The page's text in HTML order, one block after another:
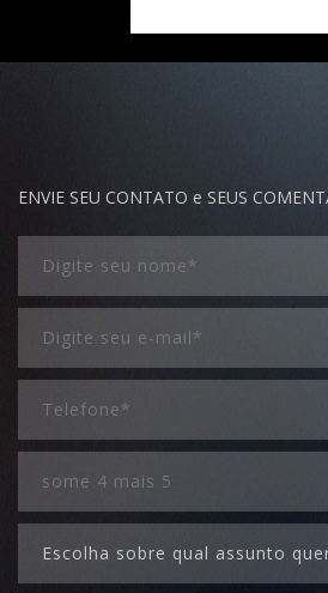
ENVIE SEU CONTATO e SEUS